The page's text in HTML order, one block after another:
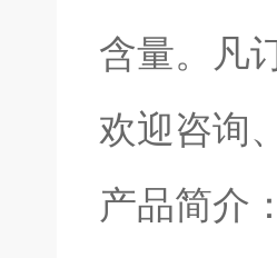
含量。凡
欢迎咨询
产品简介